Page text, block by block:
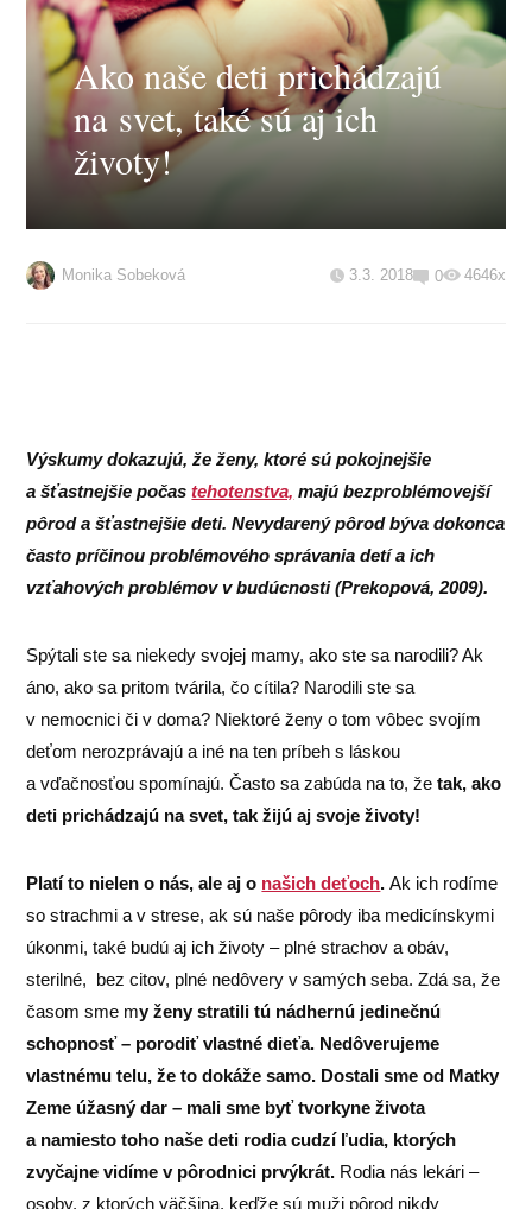
Ako naše deti prichádzajú
na svet, také sú aj ich
životy!
Monika Sobeková 3.3. 2018 0 4646x
Výskumy dokazujú, že ženy, ktoré sú pokojnejšie
a šťastnejšie počastehotenstva, majú bezproblémovejší
pôrod a šťastnejšie deti. Nevydarený pôrod býva dokonca
často príčinou problémového správania detí a ich
vzťahových problémov v budúcnosti (Prekopová, 2009).
Spýtali ste sa niekedy svojej mamy, ako ste sa narodili? Ak
áno, ako sa pritom tvárila, čo cítila? Narodili ste sa
v nemocnici či v doma? Niektoré ženy o tom vôbec svojím
deťom nerozprávajú a iné na ten príbeh s láskou
a vďačnosťou spomínajú. Často sa zabúda na to, žetak, ako
deti prichádzajú na svet, tak žijú aj svoje životy!
Platí to nielen o nás, ale aj o našich deťoch.Ak ich rodíme
so strachmi a v strese, ak sú naše pôrody iba medicínskymi
úkonmi, také budú aj ich životy – plné strachov a obáv,
sterilné, bez citov, plné nedôvery v samých seba. Zdá sa, že
časom sme my ženy stratili tú nádhernú jedinečnú
schopnosť – porodiť vlastné dieťa. Nedôverujeme
vlastnému telu, že to dokáže samo. Dostali sme od Matky
Zeme úžasný dar – mali sme byť tvorkyne života
a namiesto toho naše deti rodia cudzí ľudia, ktorých
zvyčajne vidíme v pôrodnici prvýkrát. Rodia nás lekári –
osoby, z ktorých väčšina, keďže sú muži pôrod nikdy